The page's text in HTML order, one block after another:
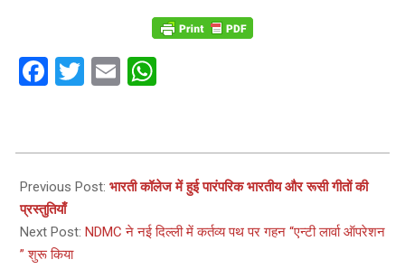
Facebook
Twitter
Email
10-
30
Previous Post: भारती कॉलेज में हुई पारंपरिक भारतीय और रूसी गीतों की
प्रस्तुतियाँ
Next Post: NDMC ने नई दिल्ली में कर्तव्य पथ पर गहन “एन्टी लार्वा ऑपरेशन
” शुरू किया